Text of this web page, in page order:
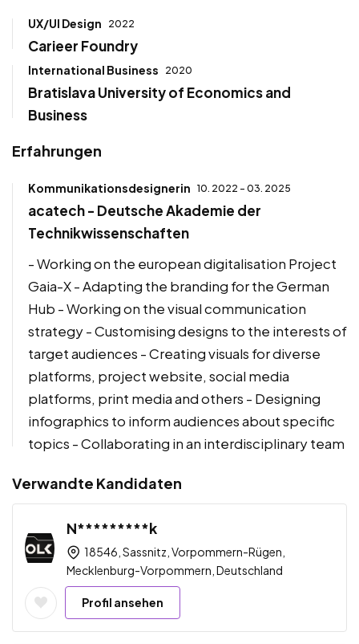
UX/UI Design 2022
Carieer Foundry
International Business 2020
Bratislava University of Economics and
Business
Erfahrungen
Kommunikationsdesignerin 10. 2022 - 03. 2025
acatech - Deutsche Akademie der
Technikwissenschaften
- Working on the european digitalisation Project
Gaia-X - Adapting the branding for the German
Hub - Working on the visual communication
strategy - Customising designs to the interests of
target audiences - Creating visuals for diverse
platforms, project website, social media
platforms, print media and others - Designing
infographics to inform audiences about specific
topics - Collaborating in an interdisciplinary team
Verwandte Kandidaten
N*********k
18546, Sassnitz, Vorpommern-Rügen,
Mecklenburg-Vorpommern, Deutschland
Profil ansehen